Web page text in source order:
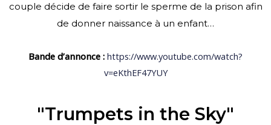
couple décide de faire sortir le sperme de la prison afin
de donner naissance à un enfant…
Bande d’annonce : https://www.youtube.com/watch?
v=eKthEF47YUY
"Trumpets in the Sky"